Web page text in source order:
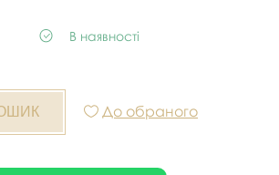
В наявності
До обраного